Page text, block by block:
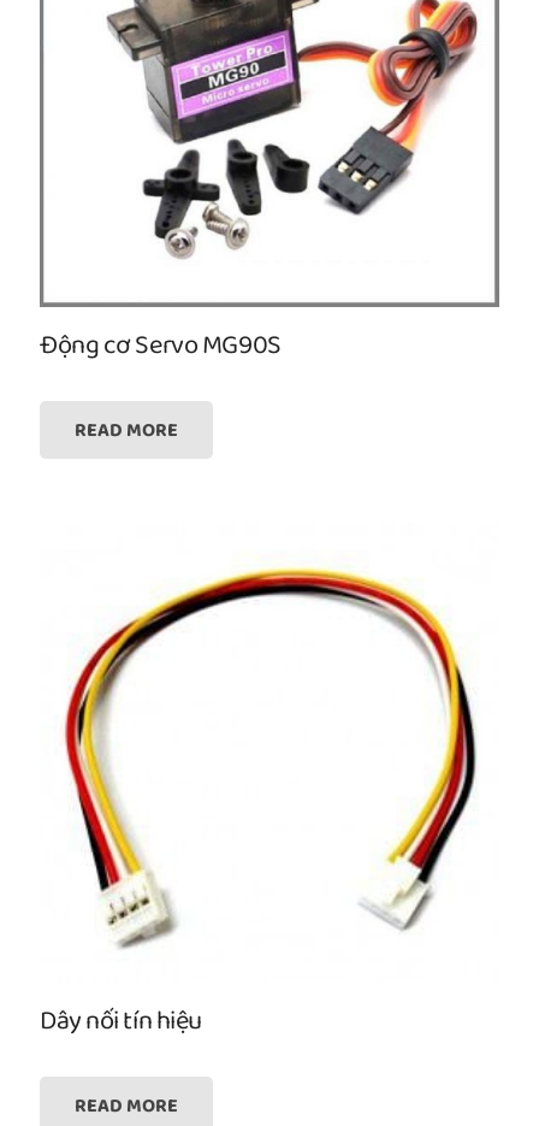
Động cơ Servo MG90S
READ MORE
Dây nối tín hiệu
READ MORE